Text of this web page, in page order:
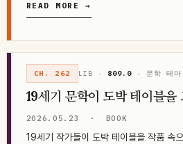
READ MORE →
CH. 262 LIB · 809.0· 문학 테마
19세기 문학이 도박 테이블을
2026.05.23 · BOOK
19세기 작가들이 도박 테이블을 작품 속